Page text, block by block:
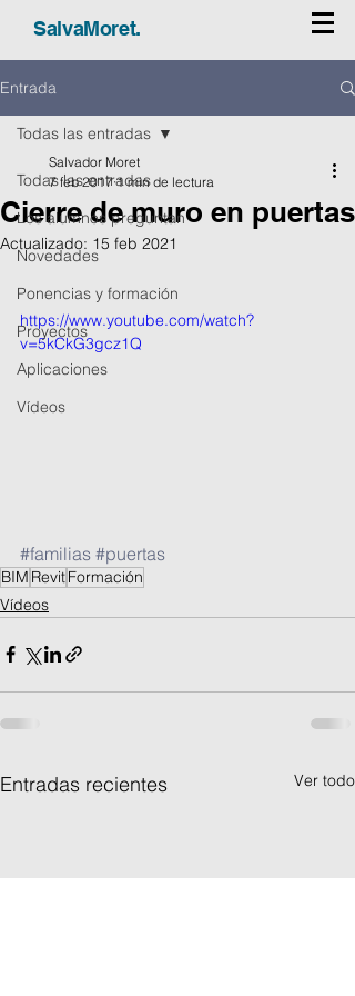
SalvaMoret.
Entrada
Todas las entradas
Los alumnos preguntan
Novedades
Ponencias y formación
Proyectos
Aplicaciones
Vídeos
Todas las entradas
Cierre de muro en puertas
Salvador Moret
7 feb 2017 1 min de lectura
Actualizado: 15 feb 2021
https://www.youtube.com/watch?
v=5kCkG3gcz1Q
#familias #puertas
BIM RevitFormación
Vídeos
Entradas recientes Ver todo